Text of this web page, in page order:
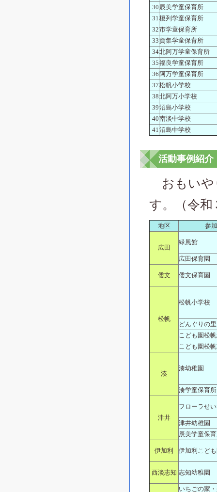
30 辰美学童保育所
31榎列学童保育所
32市学童保育所
33賀集学童保育所
34北阿万学童保育所
35福良学童保育所
36 阿万学童保育所
37松帆小学校
38北阿万小学校
39沼島小学校
40南淡中学校
41沼島中学校
活動事例紹介
おもいや
す。（令和
地区 参
広田
緑風館
広田保育園
倭文 倭文保育園
松帆
松帆小学校
どんぐりの里
こども園松
こども園松
湊
湊幼稚園
湊学童保育所
津井
フローラせ
津井幼稚園
辰美学童保
伊加利 伊加利こど
西淡志知 志知幼稚園
いちごの家